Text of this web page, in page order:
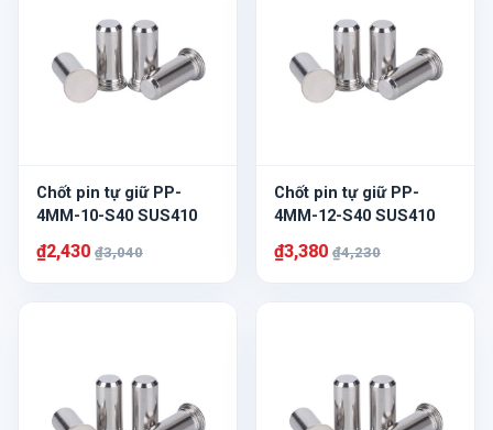
Chốt pin tự giữ PP-
4MM-10-S40 SUS410
₫2,430 ₫3,040
Chốt pin tự giữ PP-
4MM-12-S40 SUS410
₫3,380 ₫4,230